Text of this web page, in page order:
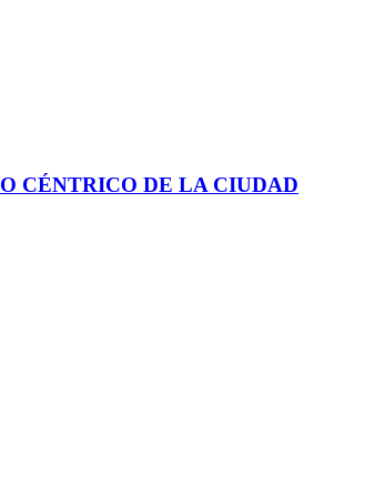
CÉNTRICO DE LA CIUDAD